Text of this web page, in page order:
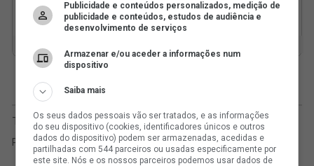
Publicidade e conteúdos personalizados, medição de
publicidade e conteúdos, estudos de audiência e
desenvolvimento de serviços
Armazenar e/ou aceder a informações num
dispositivo
Saiba mais
Os seus dados pessoais vão ser tratados, e as informações
do seu dispositivo (cookies, identificadores únicos e outros
dados do dispositivo) podem ser armazenadas, acedidas e
partilhadas com 544 parceiros ou usadas especificamente por
este site. Nós e os nossos parceiros podemos usar dados de